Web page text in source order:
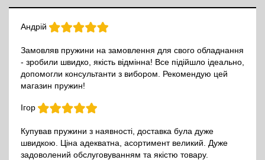
Андрій
Замовляв пружини на замовлення для свого обладнання
- зробили швидко, якість відмінна! Все підійшло ідеально,
допомогли консультанти з вибором. Рекомендую цей
магазин пружин!
Ігор
Купував пружини з наявності, доставка була дуже
швидкою. Ціна адекватна, асортимент великий. Дуже
задоволений обслуговуванням та якістю товару.